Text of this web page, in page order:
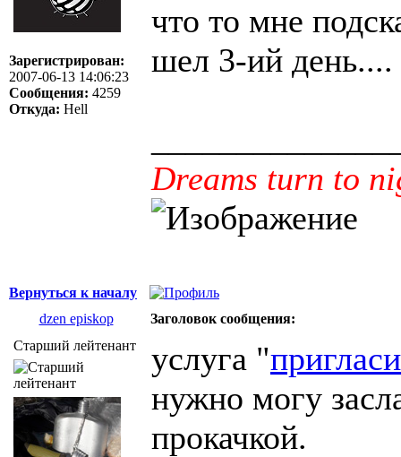
Зарегистрирован:
2007-06-13 14:06:23
Сообщения: 4259
Откуда: Hell
что то мне
шел 3-ий день....
Dreams turn to
Вернуться к началу
dzen episkop
Заголовок сообщения:
Старший лейтенант
услуга "
нужно могу
прокачкой.